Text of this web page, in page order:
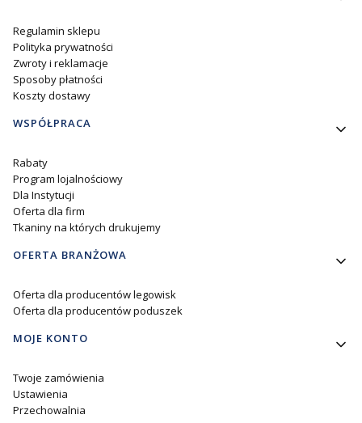
Regulamin sklepu
Polityka prywatności
Zwroty i reklamacje
Sposoby płatności
Koszty dostawy
WSPÓŁPRACA
Rabaty
Program lojalnościowy
Dla Instytucji
Oferta dla firm
Tkaniny na których drukujemy
OFERTA BRANŻOWA
Oferta dla producentów legowisk
Oferta dla producentów poduszek
MOJE KONTO
Twoje zamówienia
Ustawienia
Przechowalnia